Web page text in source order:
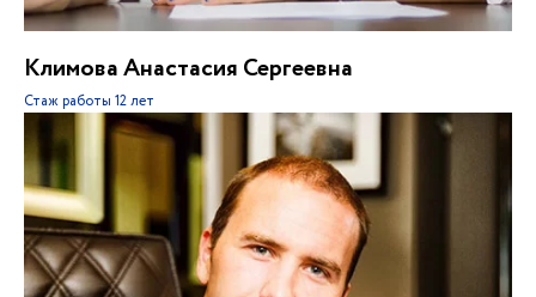
Климова Анастасия Сергеевна
Стаж работы 12 лет